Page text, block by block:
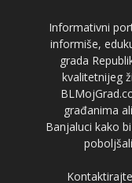
Informativni
informiše,
grada
kvalitetnijeg
građanima
Banjaluci kako